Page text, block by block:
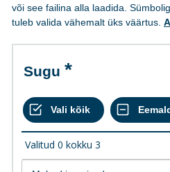
või see failina alla laadida.
tuleb valida vähemalt üks väärtus.
Sugu
Valitud 0 kokku 3